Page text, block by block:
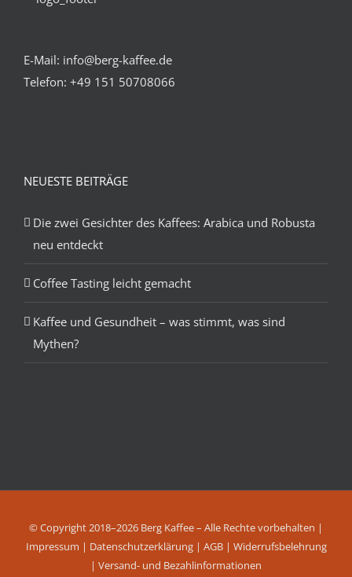
E-Mail: info@berg-kaffee.de
Telefon: +49 151 50708066
NEUESTE BEITRÄGE
Die zwei Gesichter des Kaffees: Arabica und Robusta
neu entdeckt
Coffee Tasting leicht gemacht
Kaffee und Gesundheit – was stimmt, was sind
Mythen?
© Copyright 2018–2026 Berg Kaffee – Alle Rechte vorbehalten |
Impressum | Datenschutzerklärung| AGB| Widerrufsbelehrung
| Versand- und Bezahlinformationen